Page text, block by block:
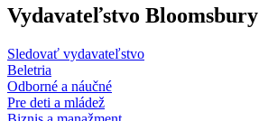
Vydavateľstvo Bloomsbury
Sledovať vydavateľstvo
Beletria
Odborné a náučné
Pre deti a mládež